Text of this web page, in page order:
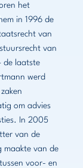
het
in 1996 de
van
van
de laatste
werd
om advies
In 2005
van de
maakte van de
voor- en